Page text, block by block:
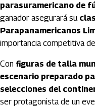
parasuramericano de
ganador asegurará su
Parapanamericanos
importancia competitiva
Con figuras de talla
escenario preparado
selecciones del
ser protagonista de un